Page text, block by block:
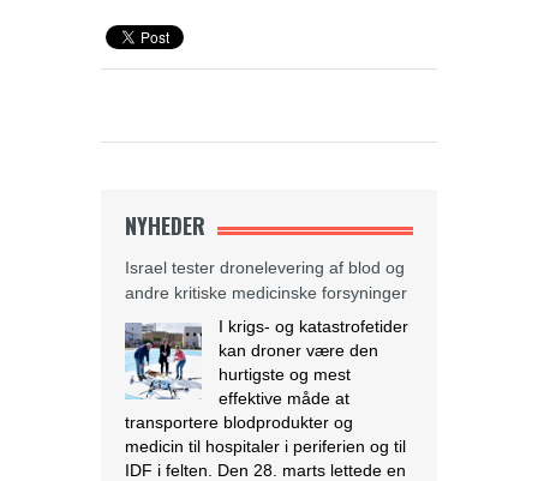
NYHEDER
Israel tester dronelevering af blod og
andre kritiske medicinske forsyninger
I krigs- og katastrofetider
kan droner være den
hurtigste og mest
effektive måde at
transportere blodprodukter og
medicin til hospitaler i periferien og til
IDF i felten. Den 28. marts lettede en